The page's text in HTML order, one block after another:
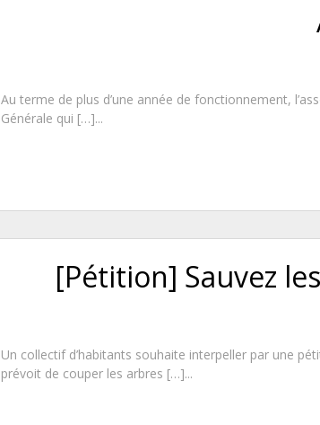
Au terme de plus d’une année de fonctionnement,
Générale qui […]...
[Pétition] Sauvez
Un collectif d’habitants souhaite interpeller par une
prévoit de couper les arbres […]...